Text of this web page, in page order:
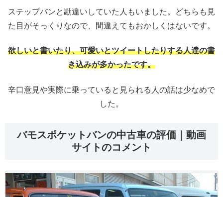
ステップバンと勘違いしていた人もいました。どちらも見
た目がそっくりなので、間違えてもおかしくはないです。
欲しいと書いたり、可愛いとツイートしたりする人達の書
き込みが多かったです。
辛口意見や実際に乗っていると見られる人の話は少なめで
した。
バモスポケットバンの中古車の評価｜動画
サイトのコメント